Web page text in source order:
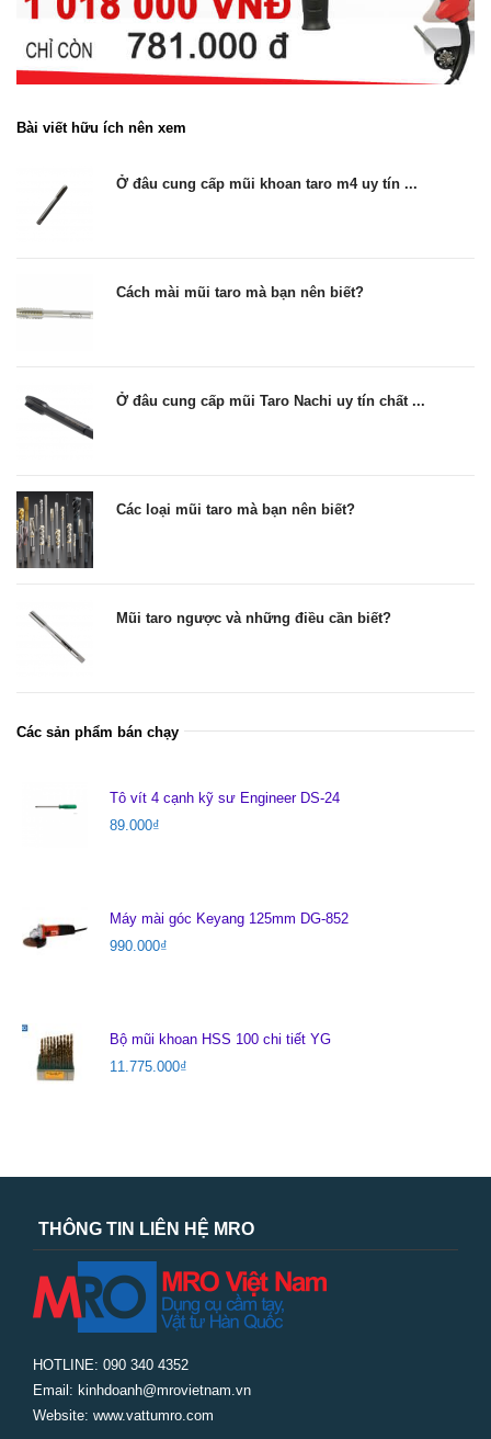
Bài viết hữu ích nên xem
Ở đâu cung cấp mũi khoan taro m4 uy tín ...
Cách mài mũi taro mà bạn nên biết?
Ở đâu cung cấp mũi Taro Nachi uy tín chất ...
Các loại mũi taro mà bạn nên biết?
Mũi taro ngược và những điều cần biết?
Các sản phẩm bán chạy
Tô vít 4 cạnh kỹ sư Engineer DS-24
89.000₫
Máy mài góc Keyang 125mm DG-852
990.000₫
Bộ mũi khoan HSS 100 chi tiết YG
11.775.000₫
THÔNG TIN LIÊN HỆ MRO
HOTLINE: 090 340 4352
Email: kinhdoanh@mrovietnam.vn
Website: www.vattumro.com